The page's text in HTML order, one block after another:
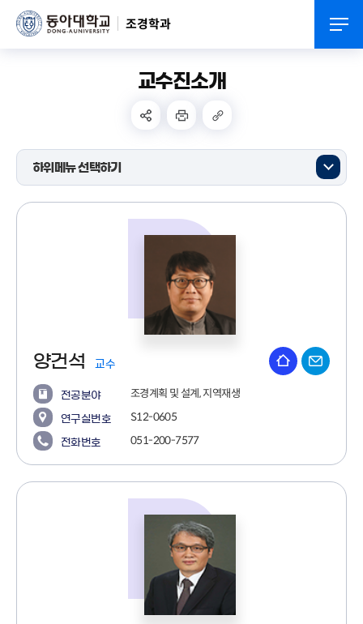
조경학과
교수진소개
하위메뉴 선택하기
양건석 교수
전공분야 조경계획 및 설계, 지역재생
연구실번호 S12-0605
전화번호 051-200-7577